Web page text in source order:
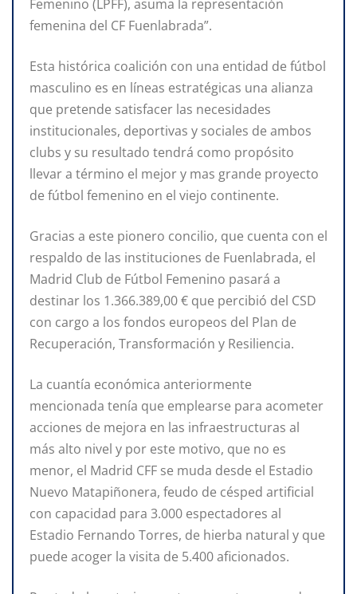
Femenino (LPFF), asuma la representación
femenina del CF Fuenlabrada”.
Esta histórica coalición con una entidad de fútbol
masculino es en líneas estratégicas una alianza
que pretende satisfacer las necesidades
institucionales, deportivas y sociales de ambos
clubs y su resultado tendrá como propósito
llevar a término el mejor y mas grande proyecto
de fútbol femenino en el viejo continente.
Gracias a este pionero concilio, que cuenta con el
respaldo de las instituciones de Fuenlabrada, el
Madrid Club de Fútbol Femenino pasará a
destinar los 1.366.389,00 € que percibió del CSD
con cargo a los fondos europeos del Plan de
Recuperación, Transformación y Resiliencia.
La cuantía económica anteriormente
mencionada tenía que emplearse para acometer
acciones de mejora en las infraestructuras al
más alto nivel y por este motivo, que no es
menor, el Madrid CFF se muda desde el Estadio
Nuevo Matapiñonera, feudo de césped artificial
con capacidad para 3.000 espectadores al
Estadio Fernando Torres, de hierba natural y que
puede acoger la visita de 5.400 aficionados.